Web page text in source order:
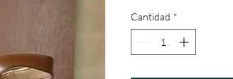
Cantidad *